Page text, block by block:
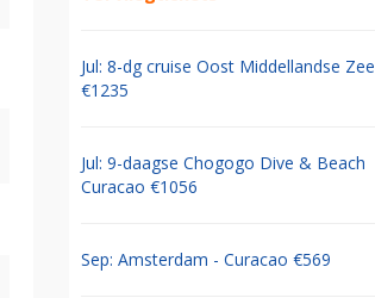
Jul: 8-dg cruise Oost Middellandse Zee
€1235
Jul: 9-daagse Chogogo Dive & Beach
Curacao €1056
Sep: Amsterdam - Curacao €569